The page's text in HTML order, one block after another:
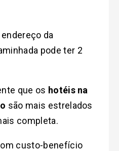
da
pode ter 2
que os hotéis na
são mais estrelados
completa.
custo-benefício